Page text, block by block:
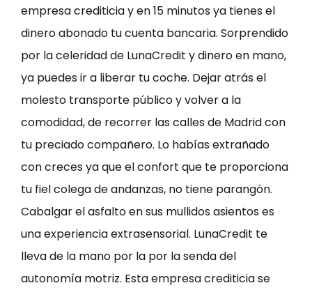
empresa crediticia y en 15 minutos ya tienes el
dinero abonado tu cuenta bancaria. Sorprendido
por la celeridad de LunaCredit y dinero en mano,
ya puedes ir a liberar tu coche. Dejar atrás el
molesto transporte público y volver a la
comodidad, de recorrer las calles de Madrid con
tu preciado compañero. Lo habías extrañado
con creces ya que el confort que te proporciona
tu fiel colega de andanzas, no tiene parangón.
Cabalgar el asfalto en sus mullidos asientos es
una experiencia extrasensorial. LunaCredit te
lleva de la mano por la por la senda del
autonomía motriz. Esta empresa crediticia se